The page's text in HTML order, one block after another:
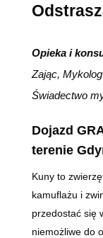
Opieka i
Zając,
Świadectwo
Dojazd
terenie
Kuny to
kamuflażu i
przedostać się
niemożliwe do